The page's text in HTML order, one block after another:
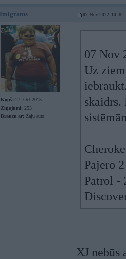
Imigrants 07. Nov 2022, 10:40
Kopš: 27. Oct 2015
Ziņojumi: 253
Braucu ar: Zaļu auto
07 Nov
Uz
skaidrs.
Pajero
Patrol -
XJ nebūs